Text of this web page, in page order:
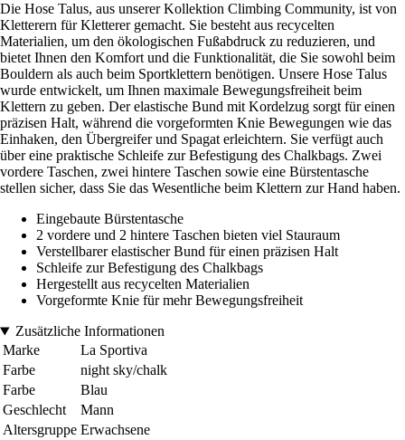
Die Hose Talus, aus unserer Kollektion Climbing Community, ist von
Kletterern für Kletterer gemacht. Sie besteht aus recycelten
Materialien, um den ökologischen Fußabdruck zu reduzieren, und
bietet Ihnen den Komfort und die Funktionalität, die Sie sowohl beim
Bouldern als auch beim Sportklettern benötigen. Unsere Hose Talus
wurde entwickelt, um Ihnen maximale Bewegungsfreiheit beim
Klettern zu geben. Der elastische Bund mit Kordelzug sorgt für einen
präzisen Halt, während die vorgeformten Knie Bewegungen wie das
Einhaken, den Übergreifer und Spagat erleichtern. Sie verfügt auch
über eine praktische Schleife zur Befestigung des Chalkbags. Zwei
vordere Taschen, zwei hintere Taschen sowie eine Bürstentasche
stellen sicher, dass Sie das Wesentliche beim Klettern zur Hand haben.
Eingebaute Bürstentasche
2 vordere und 2 hintere Taschen bieten viel Stauraum
Verstellbarer elastischer Bund für einen präzisen Halt
Schleife zur Befestigung des Chalkbags
Hergestellt aus recycelten Materialien
Vorgeformte Knie für mehr Bewegungsfreiheit
Zusätzliche Informationen
Marke
La Sportiva
Farbe
night sky/chalk
Farbe
Blau
Geschlecht
Mann
Altersgruppe Erwachsene